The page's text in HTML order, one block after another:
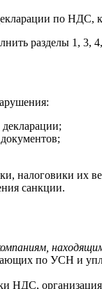
по НДС,
разделы 1,
налоговики их
санкции.
по УСН и
НДС,